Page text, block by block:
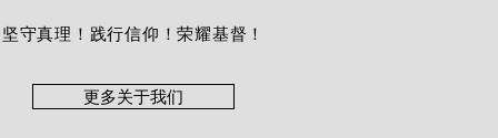
坚守真理！践行信仰！荣耀基督！
更多关于我们